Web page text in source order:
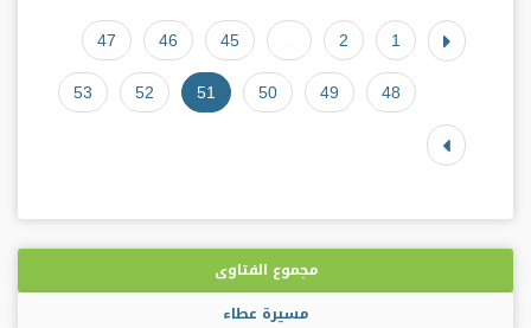
1
2
45
46
47
48
49
50
51
52
53
مجموع الفتاوى
مسيرة عطاء